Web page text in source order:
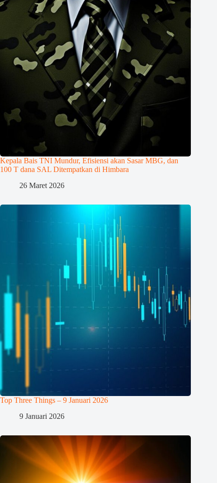
Kepala Bais TNI Mundur, Efisiensi akan Sasar MBG, dan
100 T dana SAL Ditempatkan di Himbara
26 Maret 2026
Top Three Things – 9 Januari 2026
9 Januari 2026